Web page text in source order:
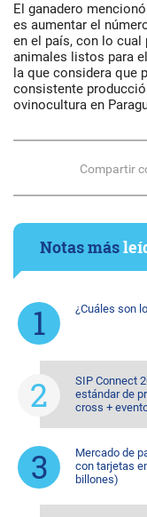
El ganadero
es aumentar el
en el país, con lo cual
animales listos para
la que considera que
consistente
ovinocultura en
Compartir
Notas más
¿Cuáles son
SIP Connect
estándar de
cross +
Mercado de
con tarjetas
billones)